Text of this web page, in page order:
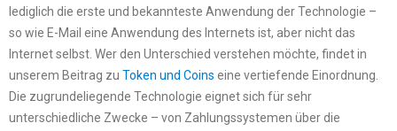
lediglich die erste und bekannteste Anwendung der Technologie –
so wie E-Mail eine Anwendung des Internets ist, aber nicht das
Internet selbst. Wer den Unterschied verstehen möchte, findet in
unserem Beitrag zu Token und Coins eine vertiefende Einordnung.
Die zugrundeliegende Technologie eignet sich für sehr
unterschiedliche Zwecke – von Zahlungssystemen über die